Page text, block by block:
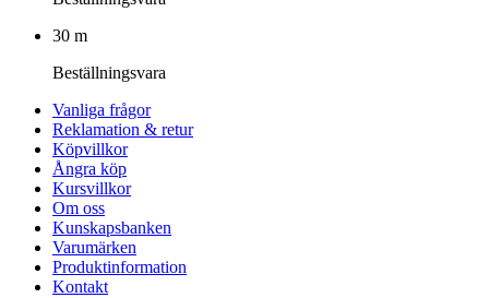
30 m
Beställningsvara
Vanliga frågor
Reklamation & retur
Köpvillkor
Ångra köp
Kursvillkor
Om oss
Kunskapsbanken
Varumärken
Produktinformation
Kontakt